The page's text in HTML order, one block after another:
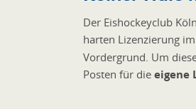
Der Eishockeyclub
harten Lizenzierung
Vordergrund. Um
Posten für die eigene